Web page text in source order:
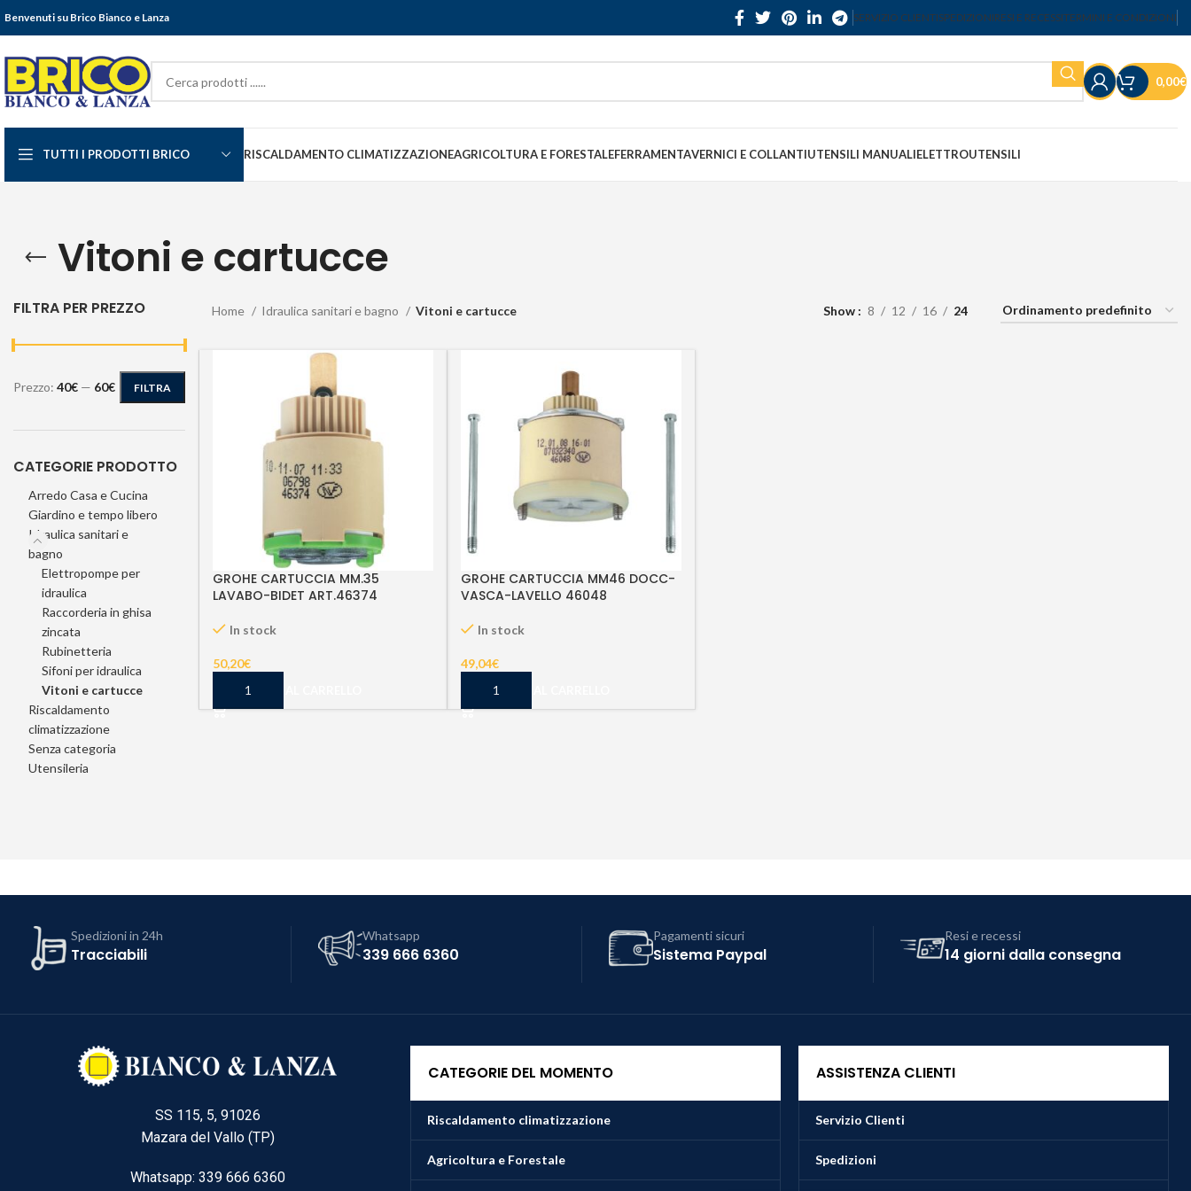
Benvenuti su Brico Bianco e Lanza SERVIZIO CLIENTISPEDIZIONIRESI E RECESSITERMINI E CONDIZIONI
0,00€
TUTTI I PRODOTTI BRICO RISCALDAMENTO CLIMATIZZAZIONEAGRICOLTURA E FORESTALEFERRAMENTAVERNICI E COLLANTIUTENSILI MANUALIELETTROUTENSILI
Vitoni e cartucce
FILTRA PER PREZZO
FILTRA
Prezzo: 40€ — 60€
CATEGORIE PRODOTTO
Arredo Casa e Cucina
Giardino e tempo libero
Idraulica sanitari e
bagno
Elettropompe per
idraulica
Raccorderia in ghisa
zincata
Rubinetteria
Sifoni per idraulica
Vitoni e cartucce
Riscaldamento
climatizzazione
Senza categoria
Utensileria
Home Idraulica sanitari e bagno Vitoni e cartucce Show 8 12 16 24
GROHE CARTUCCIA MM.35
LAVABO-BIDET ART.46374
In stock
50,20€
AGGIUNGI AL CARRELLO
GROHE CARTUCCIA MM46 DOCC-
VASCA-LAVELLO 46048
In stock
49,04€
AGGIUNGI AL CARRELLO
Spedizioni in 24h
Tracciabili
Whatsapp
339 666 6360
Pagamenti sicuri
Sistema Paypal
Resi e recessi
14 giorni dalla consegna
SS 115, 5, 91026
Mazara del Vallo (TP)
Whatsapp: 339 666 6360
CATEGORIE DEL MOMENTO
Riscaldamento climatizzazione
Agricoltura e Forestale
ASSISTENZA CLIENTI
Servizio Clienti
Spedizioni